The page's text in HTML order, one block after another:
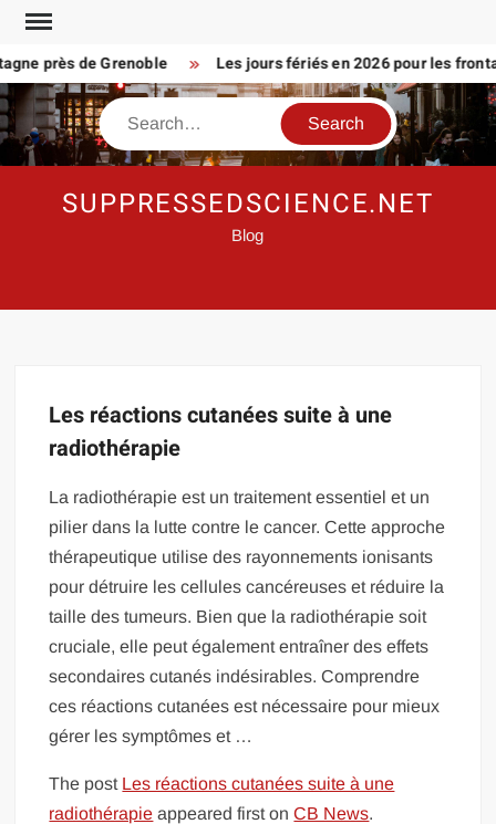
Skip
contentprès de Grenoble Les jours fériés en 2026 pour les
Search
SUPPRESSEDSCIENCE.NET
Blog
Les réactions cutanées suite à une
radiothérapie
La radiothérapie est un traitement essentiel et un
pilier dans la lutte contre le cancer. Cette approche
thérapeutique utilise des rayonnements ionisants
pour détruire les cellules cancéreuses et réduire la
taille des tumeurs. Bien que la radiothérapie soit
cruciale, elle peut également entraîner des effets
secondaires cutanés indésirables. Comprendre
ces réactions cutanées est nécessaire pour mieux
gérer les symptômes et …
The post Les réactions cutanées suite à une
radiothérapie appeared first onCB News.